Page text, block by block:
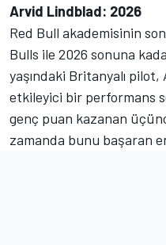
Arvid Lindblad: 2026
Red Bull akademisinin
Bulls ile 2026 sonuna
yaşındaki Britanyalı pilot,
etkileyici bir performans
genç puan kazanan
zamanda bunu başaran